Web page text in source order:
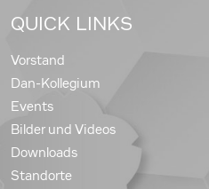
QUICK LINKS
Vorstand
Dan-Kollegium
Events
Bilder und Videos
Downloads
Standorte